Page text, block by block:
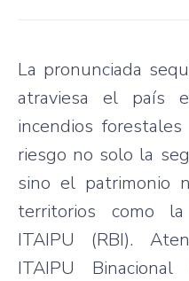
La pronunciada
atraviesa el país
incendios
riesgo no solo la
sino el patrimonio
territorios como
ITAIPU (RBI).
ITAIPU